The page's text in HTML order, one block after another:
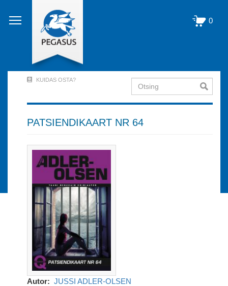
edasi
põhisisu
0
Account
Menu
out)
KUIDAS OSTA? Otsing
PATSIENDIKAART NR 64
Autor
JUSSI ADLER-OLSEN